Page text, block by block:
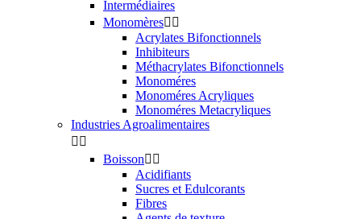
Intermédiaires
Monomères 
Acrylates Bifonctionnels
Inhibiteurs
Méthacrylates Bifonctionnels
Monoméres
Monoméres Acryliques
Monoméres Metacryliques
Industries Agroalimentaires
 
Boisson 
Acidifiants
Sucres et Edulcorants
Fibres